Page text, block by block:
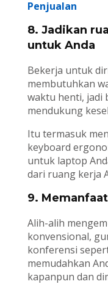
Penjualan
8. Jadikan
untuk Anda
Bekerja untuk
membutuhkan
waktu henti, jadi
mendukung
Itu termasuk
keyboard
untuk laptop
dari ruang kerja
9.
Alih-alih
konvensional,
konferensi
memudahkan
kapanpun dan